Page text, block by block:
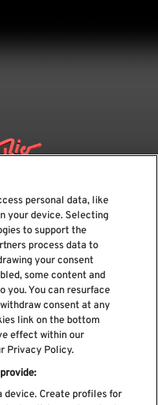
boletín
de privacidad
personal data, like
your device. Selecting
to support the
process data to
your consent
some content and
you. You can resurface
consent at any
link on the bottom
effect within our
Privacy Policy.
device. Create profiles for